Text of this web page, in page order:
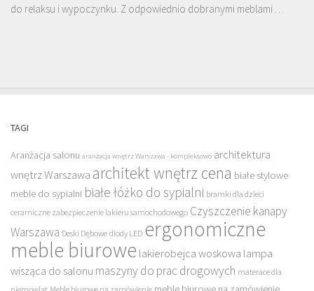
do relaksu i wypoczynku. Z odpowiednio dobranymi meblami …
TAGI
Aranżacja salonu aranżacja wnętrz Warszawa - kompleksowo architektura
wnętrz Warszawa architekt wnętrz cena białe stylowe
meble do sypialni białe łóżko do sypialni bramki dla dzieci
ceramiczne zabezpieczenie lakieru samochodowego Czyszczenie kanapy
Warszawa Deski Dębowe diody LED ergonomiczne
meble biurowe lakierobejca woskowa lampa
wisząca do salonu maszyny do prac drogowych materace dla